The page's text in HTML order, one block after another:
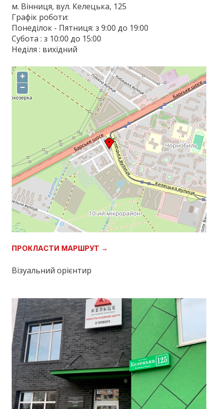
м. Вінниця, вул. Келецька, 125
Графік роботи:
Понеділок - Пятниця: з 9:00 до 19:00
Субота : з 10:00 до 15:00
Неділя : вихідний
+
−
ПРОКЛАСТИ МАРШРУТ →
Візуальний орієнтир